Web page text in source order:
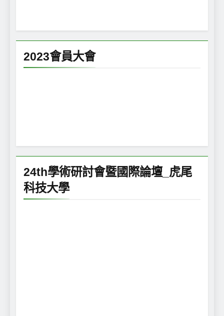
2023會員大會
24th學術研討會暨國際論壇_虎尾
科技大學